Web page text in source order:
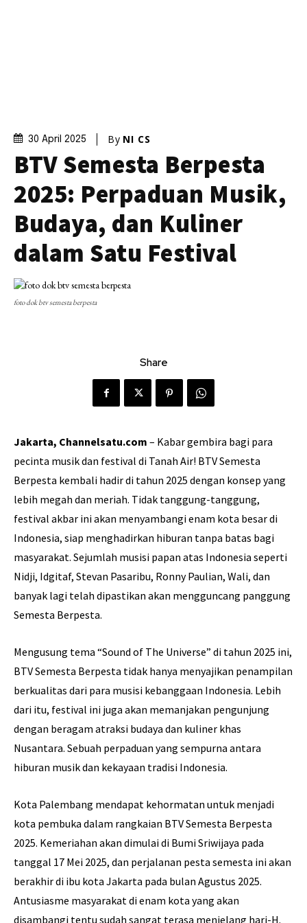
30 April 2025 By NI CS
BTV Semesta Berpesta
2025: Perpaduan Musik,
Budaya, dan Kuliner
dalam Satu Festival
foto dok btv semesta berpesta
Share
Jakarta, Channelsatu.com – Kabar gembira bagi para
pecinta musik dan festival di Tanah Air! BTV Semesta
Berpesta kembali hadir di tahun 2025 dengan konsep yang
lebih megah dan meriah. Tidak tanggung-tanggung,
festival akbar ini akan menyambangi enam kota besar di
Indonesia, siap menghadirkan hiburan tanpa batas bagi
masyarakat. Sejumlah musisi papan atas Indonesia seperti
Nidji, Idgitaf, Stevan Pasaribu, Ronny Paulian, Wali, dan
banyak lagi telah dipastikan akan mengguncang panggung
Semesta Berpesta.
Mengusung tema “Sound of The Universe” di tahun 2025 ini,
BTV Semesta Berpesta tidak hanya menyajikan penampilan
berkualitas dari para musisi kebanggaan Indonesia. Lebih
dari itu, festival ini juga akan memanjakan pengunjung
dengan beragam atraksi budaya dan kuliner khas
Nusantara. Sebuah perpaduan yang sempurna antara
hiburan musik dan kekayaan tradisi Indonesia.
Kota Palembang mendapat kehormatan untuk menjadi
kota pembuka dalam rangkaian BTV Semesta Berpesta
2025. Kemeriahan akan dimulai di Bumi Sriwijaya pada
tanggal 17 Mei 2025, dan perjalanan pesta semesta ini akan
berakhir di ibu kota Jakarta pada bulan Agustus 2025.
Antusiasme masyarakat di enam kota yang akan
disambangi tentu sudah sangat terasa menjelang hari-H.